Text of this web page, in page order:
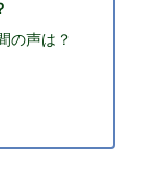
の声は？